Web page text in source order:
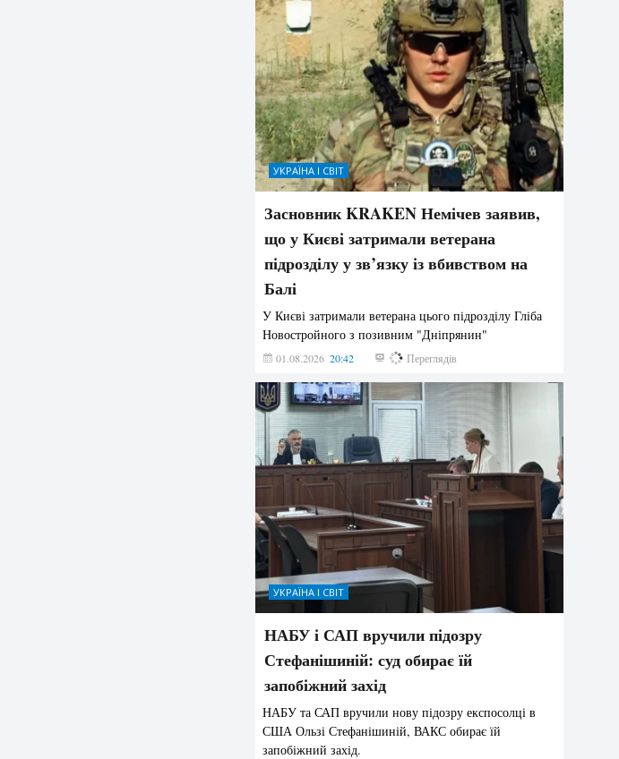
УКРАЇНА І СВІТ
Засновник KRAKEN Немічев заявив,
що у Києві затримали ветерана
підрозділу у зв’язку із вбивством на
Балі
У Києві затримали ветерана цього підрозділу Гліба
Новостройного з позивним "Дніпрянин"
01.08.2026 20:42 192 Переглядів
УКРАЇНА І СВІТ
НАБУ і САП вручили підозру
Стефанішиній: суд обирає їй
запобіжний захід
НАБУ та САП вручили нову підозру експосолці в
США Ользі Стефанішиній, ВАКС обирає їй
запобіжний захід.